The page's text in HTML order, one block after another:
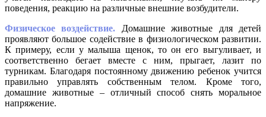
поведения, реакцию на различные внешние возбудители.
Физическое воздействие. Домашние животные для детей
проявляют большое содействие в физиологическом развитии.
К примеру, если у малыша щенок, то он его выгуливает, и
соответственно бегает вместе с ним, прыгает, лазит по
турникам. Благодаря постоянному движению ребенок учится
правильно управлять собственным телом. Кроме того,
домашние животные – отличный способ снять моральное
напряжение.